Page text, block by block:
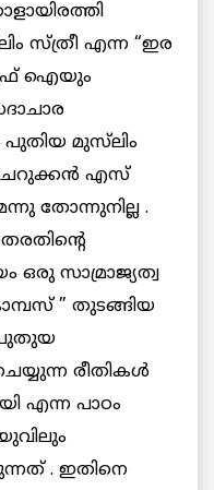
എന്ന “ഇര
ഐയും
മുസ്‌ലിം
ചെറുക്കന്‍ എസ്
തോന്നുനില്ല .
ഒരു സാമ്രാജ്യത്വ
” തുടങ്ങിയ
പുതുയ
രീതികള്‍
എന്ന പാഠം
. ഇതിനെ